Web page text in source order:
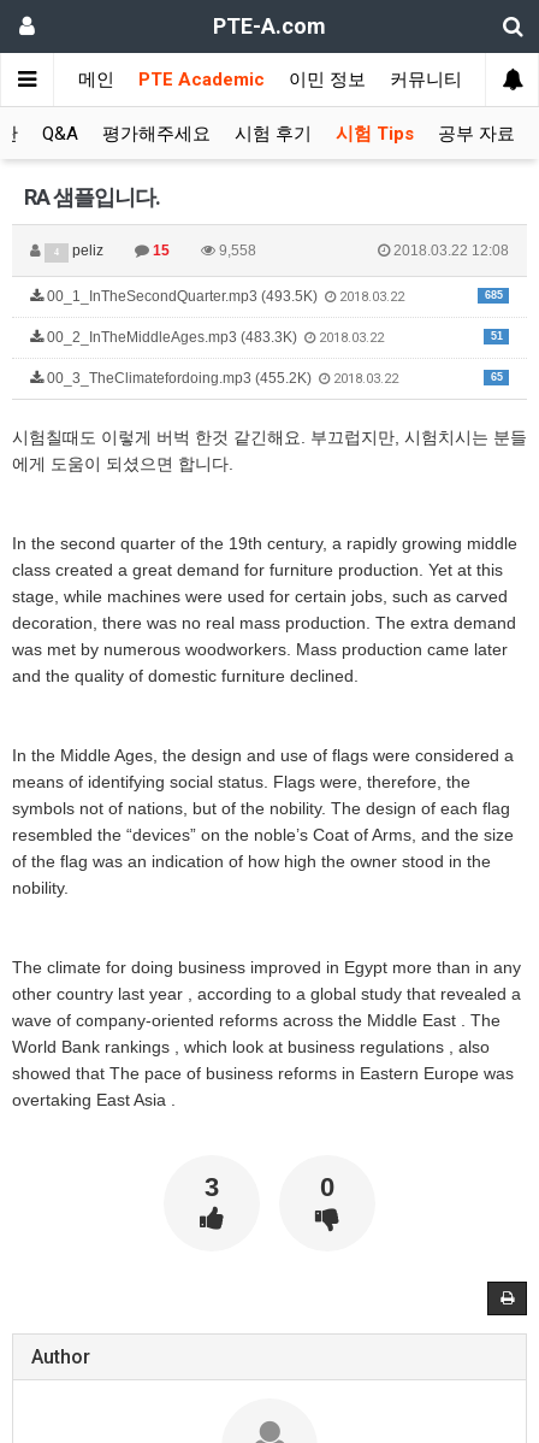
PTE-A.com
메인 PTE Academic 이민 정보 커뮤니티
Q&A 평가해주세요 시험 후기 시험 Tips 공부 자료
RA 샘플입니다.
4 peliz 15 9,558 2018.03.22 12:08
685
00_1_InTheSecondQuarter.mp3 (493.5K) 2018.03.22
51
00_2_InTheMiddleAges.mp3 (483.3K) 2018.03.22
65
00_3_TheClimatefordoing.mp3 (455.2K) 2018.03.22
시험칠때도 이렇게 버벅 한것 같긴해요. 부끄럽지만, 시험치시는 분들
에게 도움이 되셨으면 합니다.
In the second quarter of the 19th century, a rapidly growing middle
class created a great demand for furniture production. Yet at this
stage, while machines were used for certain jobs, such as carved
decoration, there was no real mass production. The extra demand
was met by numerous woodworkers. Mass production came later
and the quality of domestic furniture declined.
In the Middle Ages, the design and use of flags were considered a
means of identifying social status. Flags were, therefore, the
symbols not of nations, but of the nobility. The design of each flag
resembled the “devices” on the noble’s Coat of Arms, and the size
of the flag was an indication of how high the owner stood in the
nobility.
The climate for doing business improved in Egypt more than in any
other country last year , according to a global study that revealed a
wave of company-oriented reforms across the Middle East . The
World Bank rankings , which look at business regulations , also
showed that The pace of business reforms in Eastern Europe was
overtaking East Asia .
3 0
Author